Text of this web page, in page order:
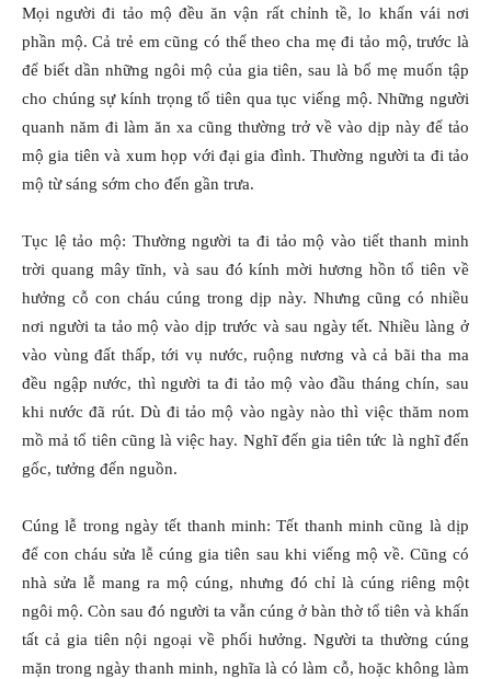
Mọi người đi tảo mộ đều ăn vận rất chỉnh tề, lo khấn vái nơi
phần mộ. Cả trẻ em cũng có thể theo cha mẹ đi tảo mộ, trước là
để biết dần những ngôi mộ của gia tiên, sau là bố mẹ muốn tập
cho chúng sự kính trọng tổ tiên qua tục viếng mộ. Những người
quanh năm đi làm ăn xa cũng thường trở về vào dịp này để tảo
mộ gia tiên và xum họp với đại gia đình. Thường người ta đi tảo
mộ từ sáng sớm cho đến gần trưa.
Tục lệ tảo mộ: Thường người ta đi tảo mộ vào tiết thanh minh
trời quang mây tĩnh, và sau đó kính mời hương hồn tổ tiên về
hưởng cỗ con cháu cúng trong dịp này. Nhưng cũng có nhiều
nơi người ta tảo mộ vào dịp trước và sau ngày tết. Nhiều làng ở
vào vùng đất thấp, tới vụ nước, ruộng nương và cả bãi tha ma
đều ngập nước, thì người ta đi tảo mộ vào đầu tháng chín, sau
khi nước đã rút. Dù đi tảo mộ vào ngày nào thì việc thăm nom
mồ mả tổ tiên cũng là việc hay. Nghĩ đến gia tiên tức là nghĩ đến
gốc, tưởng đến nguồn.
Cúng lễ trong ngày tết thanh minh: Tết thanh minh cũng là dịp
để con cháu sửa lễ cúng gia tiên sau khi viếng mộ về. Cũng có
nhà sửa lễ mang ra mộ cúng, nhưng đó chỉ là cúng riêng một
ngôi mộ. Còn sau đó người ta vẫn cúng ở bàn thờ tổ tiên và khấn
tất cả gia tiên nội ngoại về phối hưởng. Người ta thường cúng
mặn trong ngày thanh minh, nghĩa là có làm cỗ, hoặc không làm